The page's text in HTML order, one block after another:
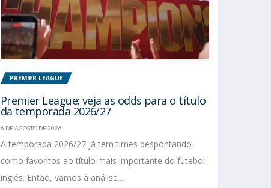
PREMIER LEAGUE
Premier League: veja as odds para o título
da temporada 2026/27
6 DE AGOSTO DE 2026
A temporada 2026/27 já tem times despontando
como favoritos ao título mais importante do futebol
inglês. Então, vamos à análise...